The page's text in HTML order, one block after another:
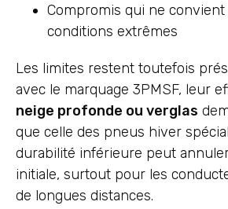
Compromis qui ne convient
conditions extrêmes
Les limites restent toutefois
avec le marquage 3PMSF, leur
neige profonde ou verglas
que celle des pneus hiver
durabilité inférieure peut annuler
initiale, surtout pour les
de longues distances.